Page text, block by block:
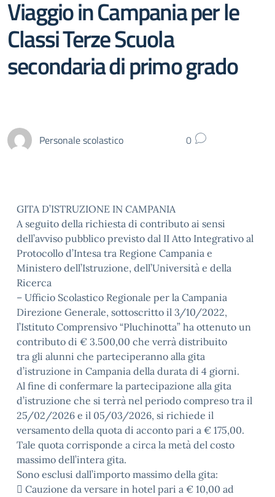
Viaggio in Campania per le
Classi Terze Scuola
secondaria di primo grado
Personale scolastico 0
GITA D’ISTRUZIONE IN CAMPANIA
A seguito della richiesta di contributo ai sensi
dell’avviso pubblico previsto dal II Atto Integrativo al
Protocollo d’Intesa tra Regione Campania e
Ministero dell’Istruzione, dell’Università e della
Ricerca
– Ufficio Scolastico Regionale per la Campania
Direzione Generale, sottoscritto il 3/10/2022,
l’Istituto Comprensivo “Pluchinotta” ha ottenuto un
contributo di € 3.500,00 che verrà distribuito
tra gli alunni che parteciperanno alla gita
d’istruzione in Campania della durata di 4 giorni.
Al fine di confermare la partecipazione alla gita
d’istruzione che si terrà nel periodo compreso tra il
25/02/2026 e il 05/03/2026, si richiede il
versamento della quota di acconto pari a € 175,00.
Tale quota corrisponde a circa la metà del costo
massimo dell’intera gita.
Sono esclusi dall’importo massimo della gita:
 Cauzione da versare in hotel pari a € 10,00 ad